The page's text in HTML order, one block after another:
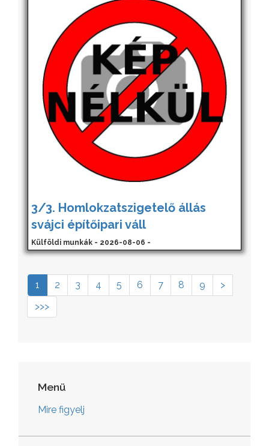
3/3. Homlokzatszigetelő állás
svájci építőipari váll
Külföldi munkák - 2026-08-06 -
1 2 3 4 5 6 7 8 9
>
>>>
Menü
Mire figyelj